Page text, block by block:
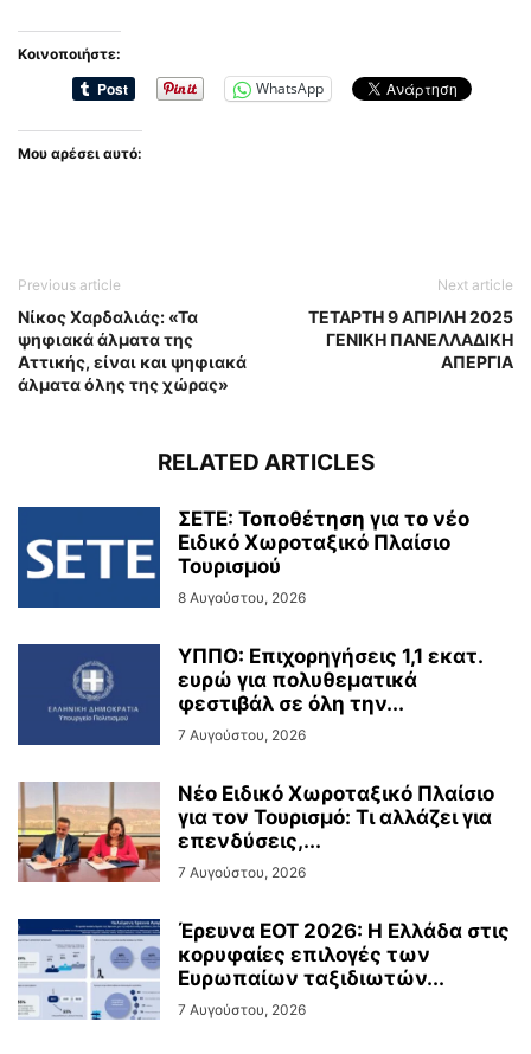
Κοινοποιήστε:
WhatsApp
Μου αρέσει αυτό:
Previous article
Νίκος Χαρδαλιάς: «Τα
ψηφιακά άλματα της
Αττικής, είναι και ψηφιακά
άλματα όλης της χώρας»
Next article
ΤΕΤΑΡΤΗ 9 ΑΠΡΙΛΗ 2025
ΓΕΝΙΚΗ ΠΑΝΕΛΛΑΔΙΚΗ
ΑΠΕΡΓΙΑ
RELATED ARTICLES
ΣΕΤΕ: Τοποθέτηση για το νέο
Ειδικό Χωροταξικό Πλαίσιο
Τουρισμού
8 Αυγούστου, 2026
ΥΠΠΟ: Επιχορηγήσεις 1,1 εκατ.
ευρώ για πολυθεματικά
φεστιβάλ σε όλη την...
7 Αυγούστου, 2026
Νέο Ειδικό Χωροταξικό Πλαίσιο
για τον Τουρισμό: Τι αλλάζει για
επενδύσεις,...
7 Αυγούστου, 2026
Έρευνα ΕΟΤ 2026: Η Ελλάδα στις
κορυφαίες επιλογές των
Ευρωπαίων ταξιδιωτών...
7 Αυγούστου, 2026